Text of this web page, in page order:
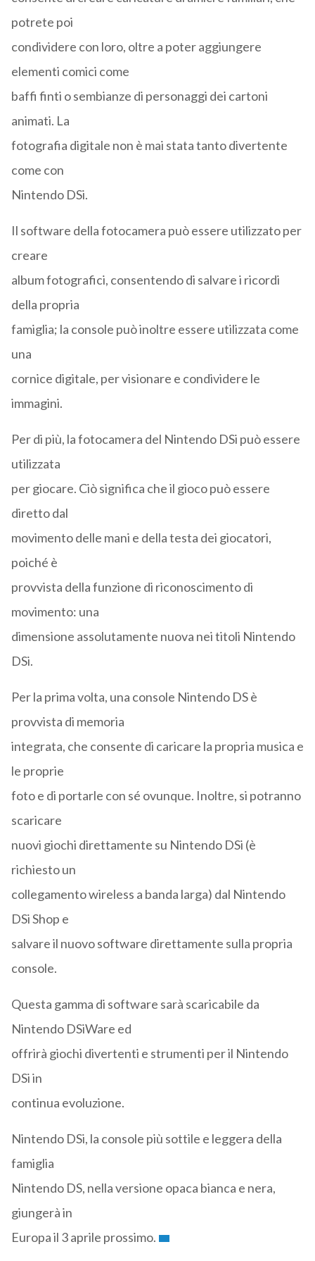
potrete poi
condividere con loro, oltre a poter aggiungere
elementi comici come
baffi finti o sembianze di personaggi dei cartoni
animati. La
fotografia digitale non è mai stata tanto divertente
come con
Nintendo DSi.
Il software della fotocamera può essere utilizzato per
creare
album fotografici, consentendo di salvare i ricordi
della propria
famiglia; la console può inoltre essere utilizzata come
una
cornice digitale, per visionare e condividere le
immagini.
Per di più, la fotocamera del Nintendo DSi può essere
utilizzata
per giocare. Ciò significa che il gioco può essere
diretto dal
movimento delle mani e della testa dei giocatori,
poiché è
provvista della funzione di riconoscimento di
movimento: una
dimensione assolutamente nuova nei titoli Nintendo
DSi.
Per la prima volta, una console Nintendo DS è
provvista di memoria
integrata, che consente di caricare la propria musica e
le proprie
foto e di portarle con sé ovunque. Inoltre, si potranno
scaricare
nuovi giochi direttamente su Nintendo DSi (è
richiesto un
collegamento wireless a banda larga) dal Nintendo
DSi Shop e
salvare il nuovo software direttamente sulla propria
console.
Questa gamma di software sarà scaricabile da
Nintendo DSiWare ed
offrirà giochi divertenti e strumenti per il Nintendo
DSi in
continua evoluzione.
Nintendo DSi, la console più sottile e leggera della
famiglia
Nintendo DS, nella versione opaca bianca e nera,
giungerà in
Europa il 3 aprile prossimo.